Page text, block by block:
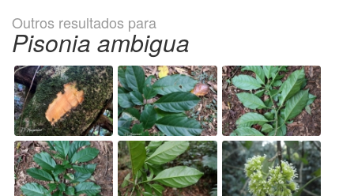
Outros resultados para
Pisonia ambigua